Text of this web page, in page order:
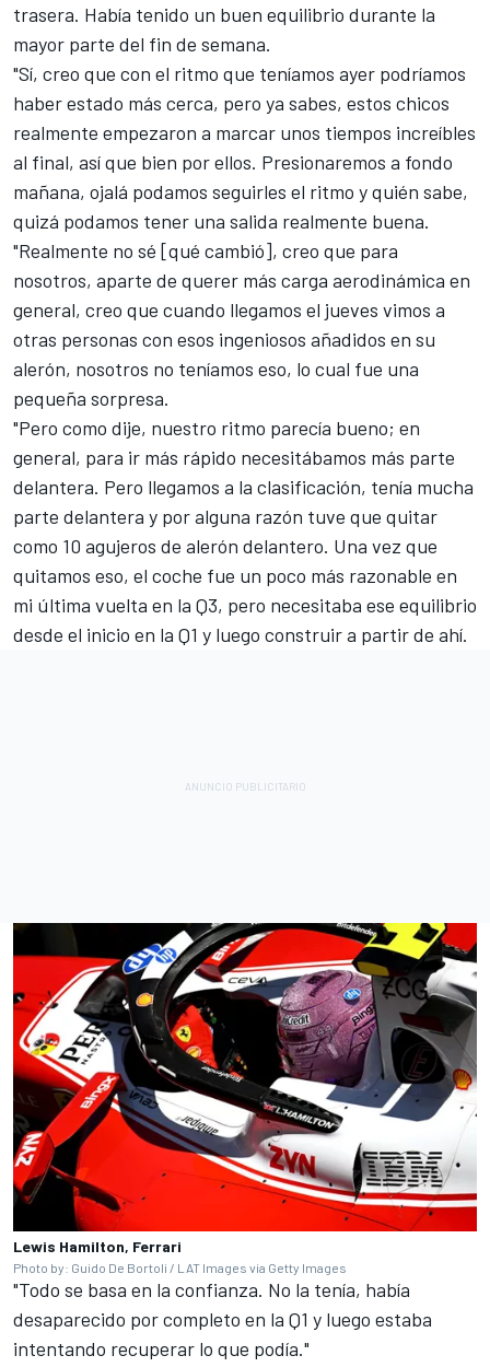
trasera. Había tenido un buen equilibrio durante la
mayor parte del fin de semana.
"Sí, creo que con el ritmo que teníamos ayer podríamos
haber estado más cerca, pero ya sabes, estos chicos
realmente empezaron a marcar unos tiempos increíbles
al final, así que bien por ellos. Presionaremos a fondo
mañana, ojalá podamos seguirles el ritmo y quién sabe,
quizá podamos tener una salida realmente buena.
"Realmente no sé [qué cambió], creo que para
nosotros, aparte de querer más carga aerodinámica en
general, creo que cuando llegamos el jueves vimos a
otras personas con esos ingeniosos añadidos en su
alerón, nosotros no teníamos eso, lo cual fue una
pequeña sorpresa.
"Pero como dije, nuestro ritmo parecía bueno; en
general, para ir más rápido necesitábamos más parte
delantera. Pero llegamos a la clasificación, tenía mucha
parte delantera y por alguna razón tuve que quitar
como 10 agujeros de alerón delantero. Una vez que
quitamos eso, el coche fue un poco más razonable en
mi última vuelta en la Q3, pero necesitaba ese equilibrio
desde el inicio en la Q1 y luego construir a partir de ahí.
Lewis Hamilton, Ferrari
Photo by: Guido De Bortoli / LAT Images via Getty Images
"Todo se basa en la confianza. No la tenía, había
desaparecido por completo en la Q1 y luego estaba
intentando recuperar lo que podía."